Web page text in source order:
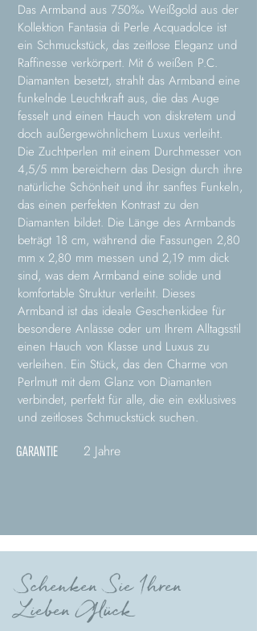
Das Armband aus 750‰ Weißgold aus der
Kollektion Fantasia di Perle Acquadolce ist
ein Schmuckstück, das zeitlose Eleganz und
Raffinesse verkörpert. Mit 6 weißen P.C.
Diamanten besetzt, strahlt das Armband eine
funkelnde Leuchtkraft aus, die das Auge
fesselt und einen Hauch von diskretem und
doch außergewöhnlichem Luxus verleiht.
Die Zuchtperlen mit einem Durchmesser von
4,5/5 mm bereichern das Design durch ihre
natürliche Schönheit und ihr sanftes Funkeln,
das einen perfekten Kontrast zu den
Diamanten bildet. Die Länge des Armbands
beträgt 18 cm, während die Fassungen 2,80
mm x 2,80 mm messen und 2,19 mm dick
sind, was dem Armband eine solide und
komfortable Struktur verleiht. Dieses
Armband ist das ideale Geschenkidee für
besondere Anlässe oder um Ihrem Alltagsstil
einen Hauch von Klasse und Luxus zu
verleihen. Ein Stück, das den Charme von
Perlmutt mit dem Glanz von Diamanten
verbindet, perfekt für alle, die ein exklusives
und zeitloses Schmuckstück suchen.
GARANTIE 2 Jahre
Schenken Sie Ihren
Lieben Glück